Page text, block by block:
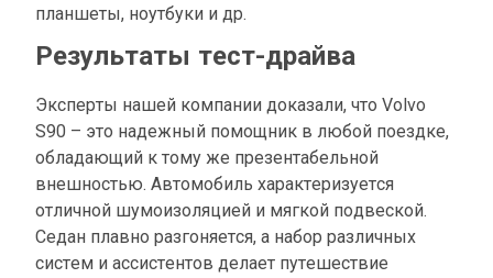
планшеты, ноутбуки и др.
Результаты тест-драйва
Эксперты нашей компании доказали, что Volvo
S90 – это надежный помощник в любой поездке,
обладающий к тому же презентабельной
внешностью. Автомобиль характеризуется
отличной шумоизоляцией и мягкой подвеской.
Седан плавно разгоняется, а набор различных
систем и ассистентов делает путешествие